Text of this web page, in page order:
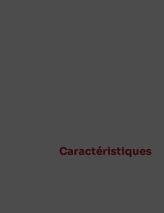
Caractéristiques